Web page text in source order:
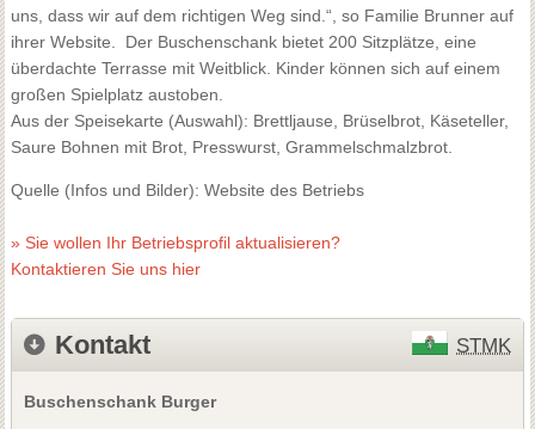
uns, dass wir auf dem richtigen Weg sind.“, so Familie Brunner auf
ihrer Website. Der Buschenschank bietet 200 Sitzplätze, eine
überdachte Terrasse mit Weitblick. Kinder können sich auf einem
großen Spielplatz austoben.
Aus der Speisekarte (Auswahl): Brettljause, Brüselbrot, Käseteller,
Saure Bohnen mit Brot, Presswurst, Grammelschmalzbrot.
Quelle (Infos und Bilder): Website des Betriebs
» Sie wollen Ihr Betriebsprofil aktualisieren?
Kontaktieren Sie uns hier
Kontakt STMK
Buschenschank Burger